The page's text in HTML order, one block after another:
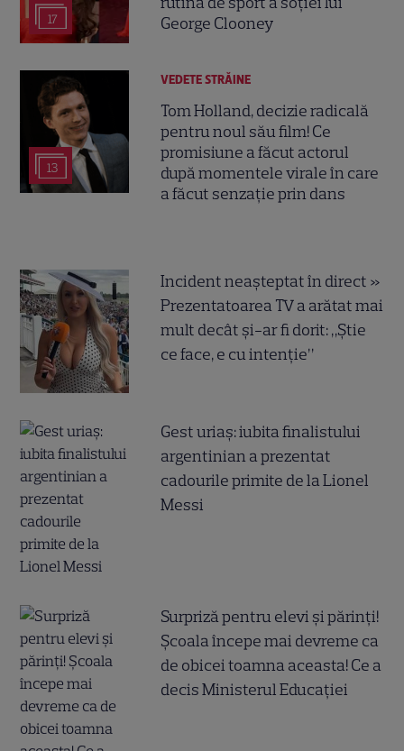
17
George Clooney
13
VEDETE STRĂINE
Tom Holland, decizie radicală
pentru noul său film! Ce
promisiune a făcut actorul
după momentele virale în care
a făcut senzație prin dans
Incident neașteptat în direct »
Prezentatoarea TV a arătat mai
mult decât și-ar fi dorit: „Știe
ce face, e cu intenție”
Gest uriaș: iubita finalistului
argentinian a prezentat
cadourile primite de la Lionel
Messi
Surpriză pentru elevi și părinți!
Școala începe mai devreme ca
de obicei toamna aceasta! Ce a
decis Ministerul Educației